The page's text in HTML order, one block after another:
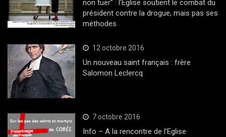
non tuer” : l’Eglise soutient le combat du
président contre la drogue, mais pas ses
méthodes
12 octobre 2016
Un nouveau saint français : frère
Salomon Leclercq
7 octobre 2016
Info – A la rencontre de l’Eglise